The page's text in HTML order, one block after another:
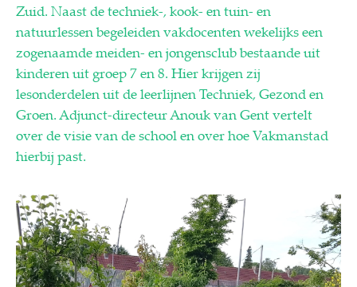
Zuid. Naast de techniek-, kook- en tuin- en
natuurlessen begeleiden vakdocenten wekelijks een
zogenaamde meiden- en jongensclub bestaande uit
kinderen uit groep 7 en 8. Hier krijgen zij
lesonderdelen uit de leerlijnen Techniek, Gezond en
Groen. Adjunct-directeur Anouk van Gent vertelt
over de visie van de school en over hoe Vakmanstad
hierbij past.